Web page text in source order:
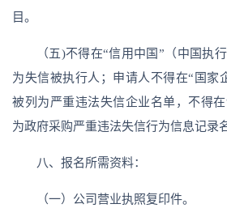
目。
（五)不得在“信用中国”（中国执
为失信被执行人；申请人不得在“国家
被列为严重违法失信企业名单，不得
为政府采购严重违法失信行为信息记录
八、报名所需资料：
（一）公司营业执照复印件。